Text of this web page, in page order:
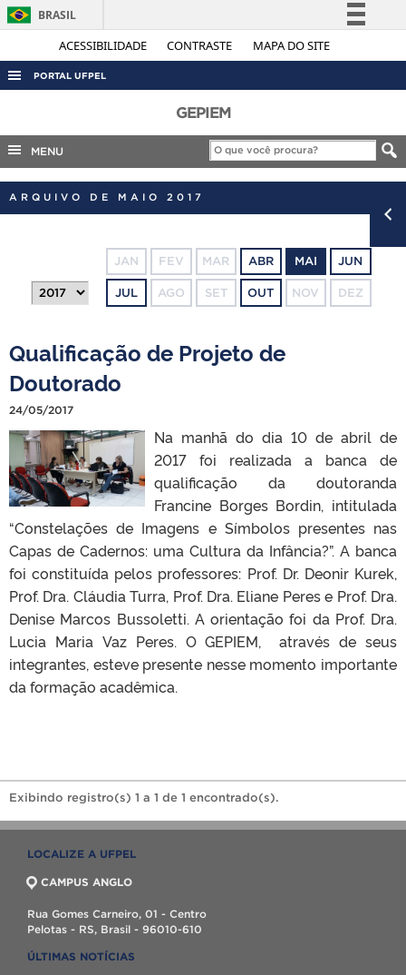
ACESSIBILIDADE CONTRASTE MAPA DO SITE
BRASIL
Simplifique!
Legislação
Canais
PORTAL UFPEL
AUDITORIA
COBALTO
CONCURSOS
OUVIDORIA
TELEFONES
GEPIEM
MENU
ARQUIVO DE MAIO 2017
JAN FEV MAR ABR MAI JUN
JUL AGO SET OUT NOV DEZ
Qualificação de Projeto de
Doutorado
24/05/2017
Na manhã do dia 10 de abril de
2017 foi realizada a banca de
qualificação da doutoranda
Francine Borges Bordin, intitulada
“Constelações de Imagens e Símbolos presentes nas
Capas de Cadernos: uma Cultura da Infância?”. A banca
foi constituída pelos professores: Prof. Dr. Deonir Kurek,
Prof. Dra. Cláudia Turra, Prof. Dra. Eliane Peres e Prof. Dra.
Denise Marcos Bussoletti. A orientação foi da Prof. Dra.
Lucia Maria Vaz Peres. O GEPIEM, através de seus
integrantes, esteve presente nesse momento importante
da formação acadêmica.
Exibindo registro(s) 1 a 1 de 1 encontrado(s).
LOCALIZE A UFPEL
CAMPUS ANGLO
Rua Gomes Carneiro, 01 - Centro
Pelotas - RS, Brasil - 96010-610
ÚLTIMAS NOTÍCIAS